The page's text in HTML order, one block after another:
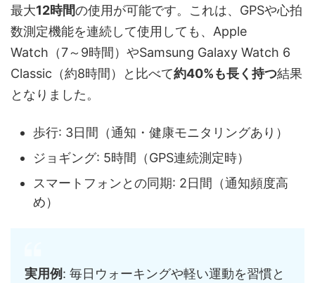
最大12時間の使用が可能です。これは、GPSや心拍
数測定機能を連続して使用しても、Apple
Watch（7～9時間）やSamsung Galaxy Watch 6
Classic（約8時間）と比べて約40%も長く持つ結果
となりました。
歩行: 3日間（通知・健康モニタリングあり）
ジョギング: 5時間（GPS連続測定時）
スマートフォンとの同期: 2日間（通知頻度高
め）
実用例: 毎日ウォーキングや軽い運動を習慣と